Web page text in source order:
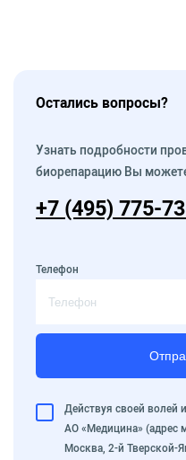
Остались вопросы?
Узнать подробности
биорепарацию Вы
+7 (495) 775-
Телефон
Действуя своей волей
АО «Медицина» (адрес
Москва, 2-й Тверской-